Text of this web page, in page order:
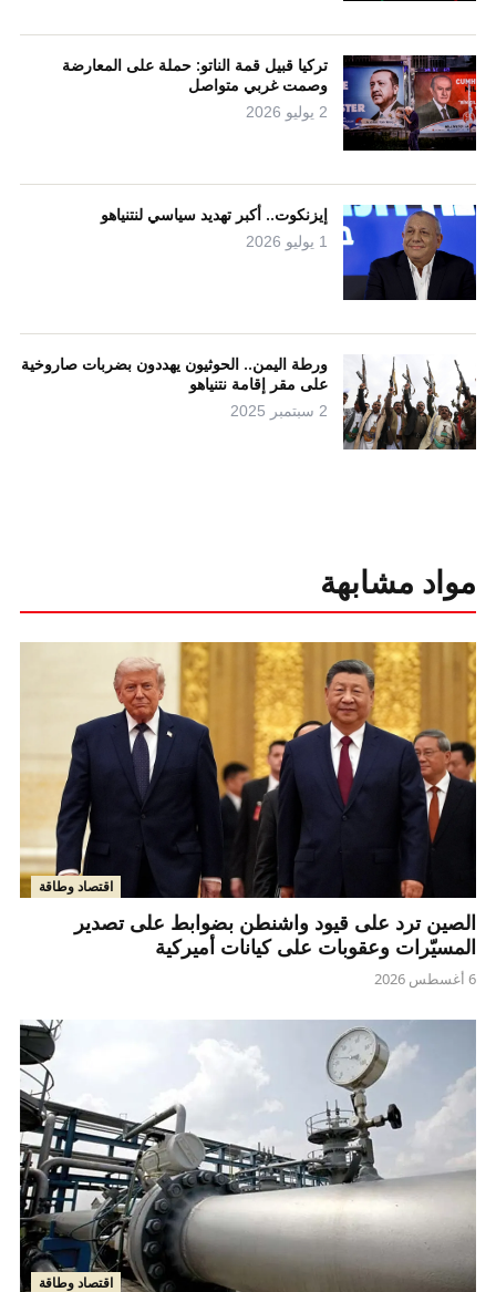
تركيا قبيل قمة الناتو: حملة على المعارضة
وصمت غربي متواصل
2 يوليو 2026
إيزنكوت.. أكبر تهديد سياسي لنتنياهو
1 يوليو 2026
ورطة اليمن.. الحوثيون يهددون بضربات صاروخية
على مقر إقامة نتنياهو
2 سبتمبر 2025
مواد مشابهة
اقتصاد وطاقة
الصين ترد على قيود واشنطن بضوابط على تصدير
المسيّرات وعقوبات على كيانات أميركية
6 أغسطس 2026
اقتصاد وطاقة